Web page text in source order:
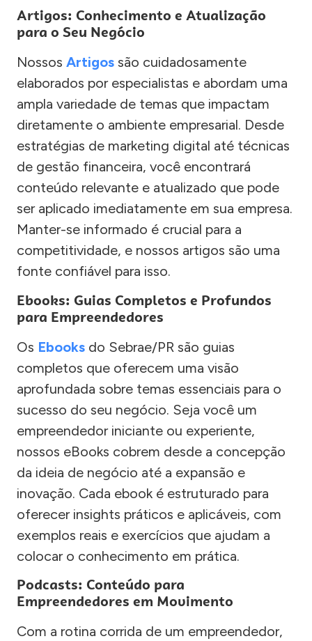
Artigos: Conhecimento e Atualização
para o Seu Negócio
Nossos Artigos são cuidadosamente
elaborados por especialistas e abordam uma
ampla variedade de temas que impactam
diretamente o ambiente empresarial. Desde
estratégias de marketing digital até técnicas
de gestão financeira, você encontrará
conteúdo relevante e atualizado que pode
ser aplicado imediatamente em sua empresa.
Manter-se informado é crucial para a
competitividade, e nossos artigos são uma
fonte confiável para isso.
Ebooks: Guias Completos e Profundos
para Empreendedores
Os Ebooks do Sebrae/PR são guias
completos que oferecem uma visão
aprofundada sobre temas essenciais para o
sucesso do seu negócio. Seja você um
empreendedor iniciante ou experiente,
nossos eBooks cobrem desde a concepção
da ideia de negócio até a expansão e
inovação. Cada ebook é estruturado para
oferecer insights práticos e aplicáveis, com
exemplos reais e exercícios que ajudam a
colocar o conhecimento em prática.
Podcasts: Conteúdo para
Empreendedores em Movimento
Com a rotina corrida de um empreendedor,